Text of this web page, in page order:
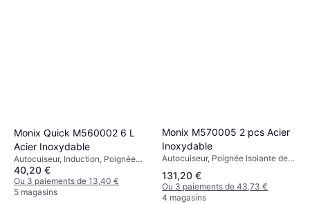
Monix Quick M560002 6 L
Acier Inoxydable
Autocuiseur, Induction, Poignée
Isolante de Chaleur, 6L
40,20 €
Ou 3 paiements de 13,40 €
5 magasins
Monix M570005 2 pcs Acier
Inoxydable
Autocuiseur, Poignée Isolante de
Chaleur, Induction
131,20 €
Ou 3 paiements de 43,73 €
4 magasins